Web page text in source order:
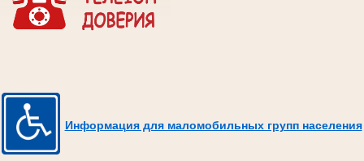
Информация для маломобильных групп населения